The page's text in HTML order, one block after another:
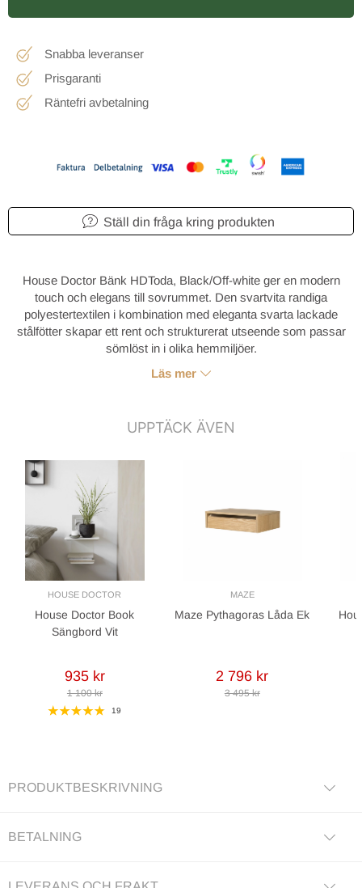
Snabba leveranser
Prisgaranti
Räntefri avbetalning
Ställ din fråga kring produkten
House Doctor Bänk HDToda, Black/Off-white ger en modern
touch och elegans till sovrummet. Den svartvita randiga
polyestertextilen i kombination med eleganta svarta lackade
stålfötter skapar ett rent och strukturerat utseende som passar
sömlöst in i olika hemmiljöer.
Läs mer
UPPTÄCK ÄVEN
HOUSE DOCTOR
House Doctor Book
Sängbord Vit
935 kr
1 100 kr
19
MAZE
Maze Pythagoras Låda Ek
2 796 kr
3 495 kr
PRODUKTBESKRIVNING
BETALNING